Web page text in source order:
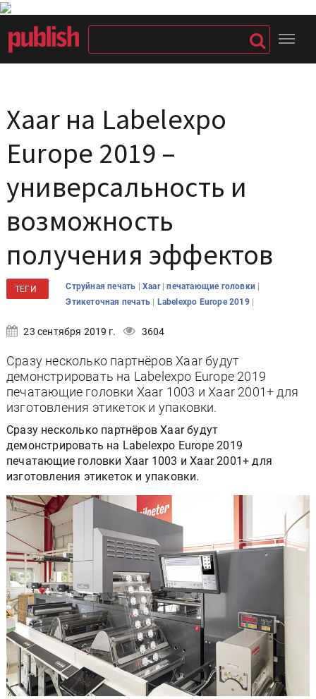
Xaar на Labelexpo
Europe 2019 –
универсальность и
возможность
получения эффектов
ТЕГИ Струйная печать | Xaar |печатающие головки |
Этикеточная печать | Labelexpo Europe 2019 |
23 сентября 2019 г. 3604
Сразу несколько партнёров Xaar будут
демонстрировать на Labelexpo Europe 2019
печатающие головки Xaar 1003 и Xaar 2001+ для
изготовления этикеток и упаковки.
Сразу несколько партнёров Xaar будут
демонстрировать на Labelexpo Europe 2019
печатающие головки Xaar 1003 и Xaar 2001+ для
изготовления этикеток и упаковки.